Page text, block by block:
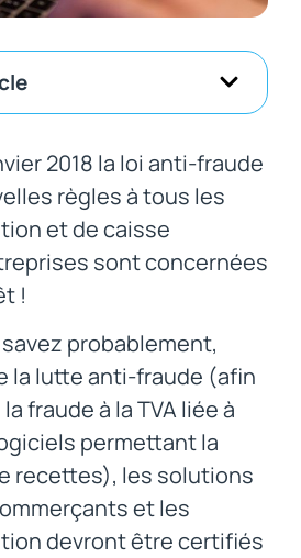
2018 la loi anti-fraude
règles à tous les
et de caisse
sont concernées
!
probablement,
la lutte anti-fraude (afin
fraude à la TVA liée à
permettant la
recettes), les solutions
et les
devront être certifiés